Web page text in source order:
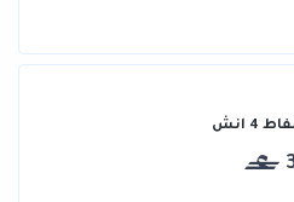
4 انش